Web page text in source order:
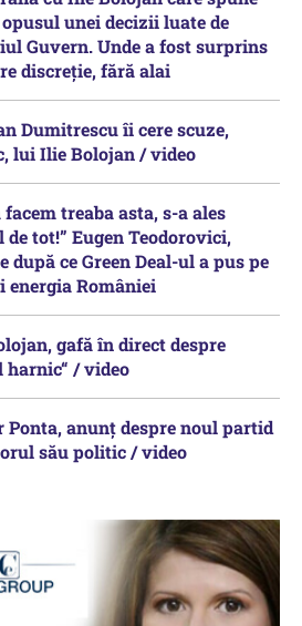
unei decizii luate de
Guvern. Unde a fost surprins
discreție, fără alai
Dumitrescu îi cere scuze,
lui Ilie Bolojan / video
facem treaba asta, s-a ales
tot!” Eugen Teodorovici,
după ce Green Deal-ul a pus pe
energia României
gafă în direct despre
harnic“ / video
Ponta, anunț despre noul partid
său politic / video